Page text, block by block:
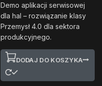
Demo aplikacji serwisowej
dla hal – rozwiązanie klasy
Przemysł 4.0 dla sektora
produkcyjnego.
DODAJ DO KOSZYKA